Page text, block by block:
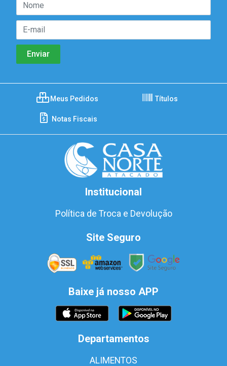
Meus Pedidos Títulos
Notas Fiscais
Institucional
Política de Troca e Devolução
Site Seguro
Baixe já nosso APP
Departamentos
ALIMENTOS